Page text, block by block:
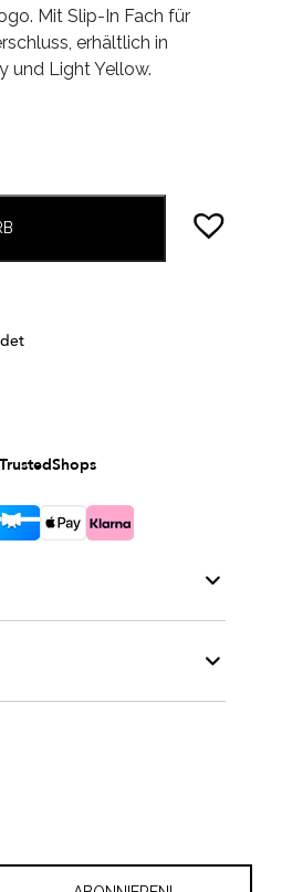
Mit Slip-In Fach für
erhältlich in
und Light Yellow.
TrustedShops